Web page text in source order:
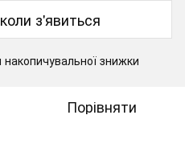
з'явиться
знижки
Порівняти